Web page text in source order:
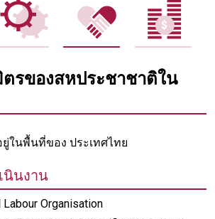
รของสหประชาชาติใน
ในพื้นที่ของ ประเทศไทย
นินงาน
Labour Organisation